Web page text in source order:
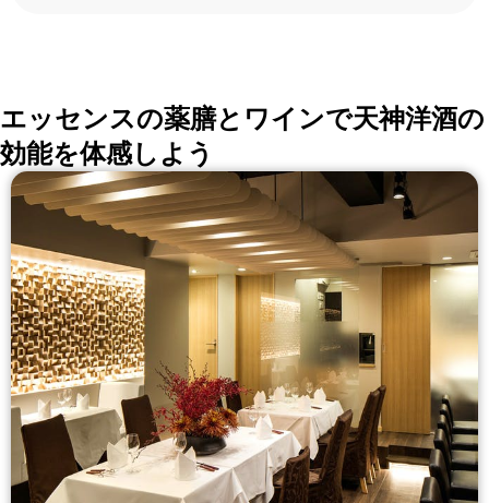
エッセンスの薬膳とワインで天神洋酒の
効能を体感しよう